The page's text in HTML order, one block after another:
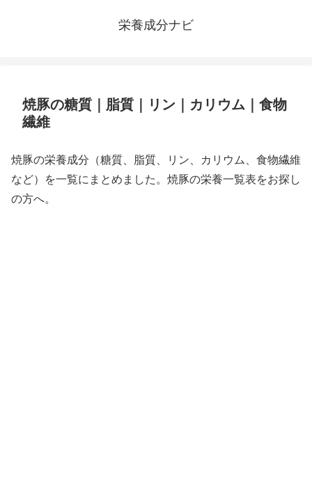
栄養成分ナビ
焼豚の糖質｜脂質｜リン｜カリウム｜食物
繊維
焼豚の栄養成分（糖質、脂質、リン、カリウム、食物繊維
など）を一覧にまとめました。焼豚の栄養一覧表をお探し
の方へ。